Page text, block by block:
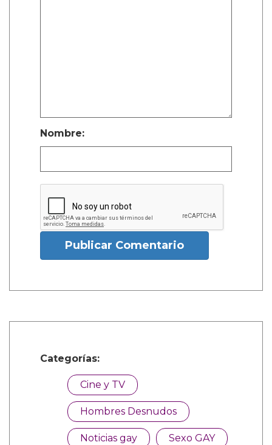
Nombre:
Publicar Comentario
Categorías:
Cine y TV
Hombres Desnudos
Noticias gay Sexo GAY